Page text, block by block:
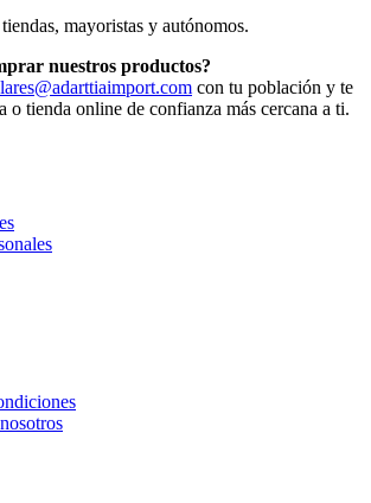
mayoristas y autónomos.
nuestros productos?
con tu población y te
o tienda online de confianza más cercana a ti.